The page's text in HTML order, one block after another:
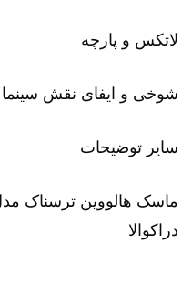
لاتکس و پارچه
شوخی و ایفای نقش سینما و
سایر توضیحات
ماسک هالووین ترسناک
دراکوالا